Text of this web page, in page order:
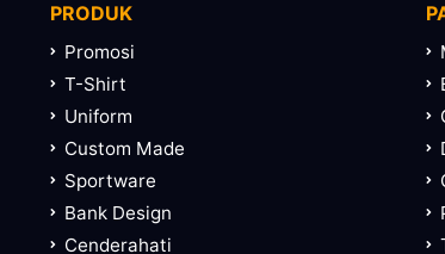
PRODUK
Promosi
T-Shirt
Uniform
Custom Made
Sportware
Bank Design
Cenderahati